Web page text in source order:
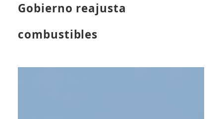
Gobierno reajusta
combustibles